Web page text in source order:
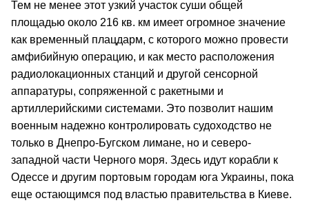
Тем не менее этот узкий участок суши общей
площадью около 216 кв. км имеет огромное значение
как временный плацдарм, с которого можно провести
амфибийную операцию, и как место расположения
радиолокационных станций и другой сенсорной
аппаратуры, сопряженной с ракетными и
артиллерийскими системами. Это позволит нашим
военным надежно контролировать судоходство не
только в Днепро-Бугском лимане, но и северо-
западной части Черного моря. Здесь идут корабли к
Одессе и другим портовым городам юга Украины, пока
еще остающимся под властью правительства в Киеве.